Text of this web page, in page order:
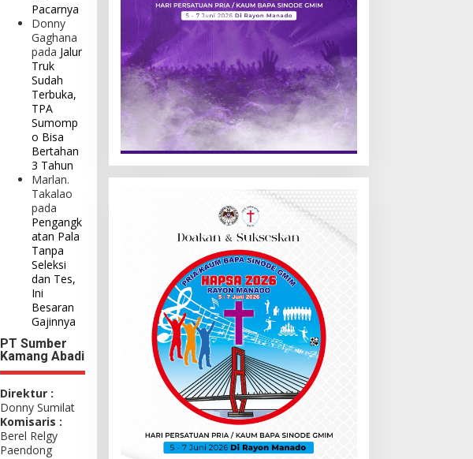
Pacarnya
Donny
Gaghana
pada Jalur
Truk
Sudah
Terbuka,
TPA
Sumomp
o Bisa
Bertahan
3 Tahun
Marlan.
Takalao
pada
Pengangk
atan Pala
Tanpa
Seleksi
dan Tes,
Ini
Besaran
Gajinnya
PT Sumber
Kamang Abadi
Direktur :
Donny Sumilat
Komisaris :
Berel Relgy
Paendong